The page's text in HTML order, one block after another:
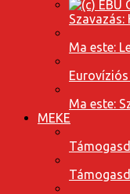
Ma este:
Ma este:
MEKE